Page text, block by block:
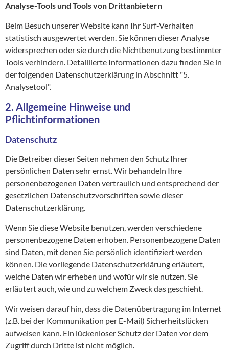
Analyse-Tools und Tools von Drittanbietern
Beim Besuch unserer Website kann Ihr Surf-Verhalten
statistisch ausgewertet werden. Sie können dieser Analyse
widersprechen oder sie durch die Nichtbenutzung bestimmter
Tools verhindern. Detaillierte Informationen dazu finden Sie in
der folgenden Datenschutzerklärung in Abschnitt "5.
Analysetool".
2. Allgemeine Hinweise und
Pflichtinformationen
Datenschutz
Die Betreiber dieser Seiten nehmen den Schutz Ihrer
persönlichen Daten sehr ernst. Wir behandeln Ihre
personenbezogenen Daten vertraulich und entsprechend der
gesetzlichen Datenschutzvorschriften sowie dieser
Datenschutzerklärung.
Wenn Sie diese Website benutzen, werden verschiedene
personenbezogene Daten erhoben. Personenbezogene Daten
sind Daten, mit denen Sie persönlich identifiziert werden
können. Die vorliegende Datenschutzerklärung erläutert,
welche Daten wir erheben und wofür wir sie nutzen. Sie
erläutert auch, wie und zu welchem Zweck das geschieht.
Wir weisen darauf hin, dass die Datenübertragung im Internet
(z.B. bei der Kommunikation per E-Mail) Sicherheitslücken
aufweisen kann. Ein lückenloser Schutz der Daten vor dem
Zugriff durch Dritte ist nicht möglich.